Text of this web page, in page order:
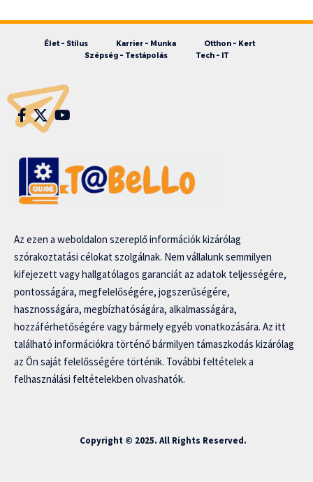
Élet – Stílus Karrier – Munka
Otthon – Kert
Szépség – Testápolás
Tech – IT
Az ezen a weboldalon szereplő információk kizárólag
szórakoztatási célokat szolgálnak. Nem vállalunk semmilyen
kifejezett vagy hallgatólagos garanciát az adatok teljességére,
pontosságára, megfelelőségére, jogszerűségére,
hasznosságára, megbízhatóságára, alkalmasságára,
hozzáférhetőségére vagy bármely egyéb vonatkozására. Az itt
található információkra történő bármilyen támaszkodás kizárólag
az Ön saját felelősségére történik. További feltételek a
felhasználási feltételekben olvashatók.
Copyright © 2025. All Rights Reserved.